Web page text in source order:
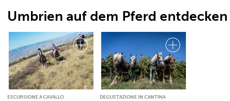
Umbrien auf dem Pferd entdecken
ESCURSIONE A CAVALLO DEGUSTAZIONE IN CANTINA